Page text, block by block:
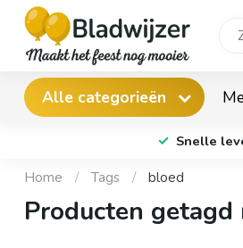
Alle categorieën
Snelle
Home / Tags / bloed
Producten